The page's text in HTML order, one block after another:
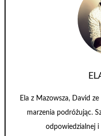
Ela z Mazowsza, David
marzenia podróżując.
odpowiedzialnej